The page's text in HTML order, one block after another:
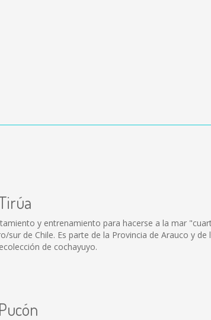
y entrenamiento para hacerse a la mar
de Chile. Es parte de la Provincia de Arauco y
de cochayuyo.